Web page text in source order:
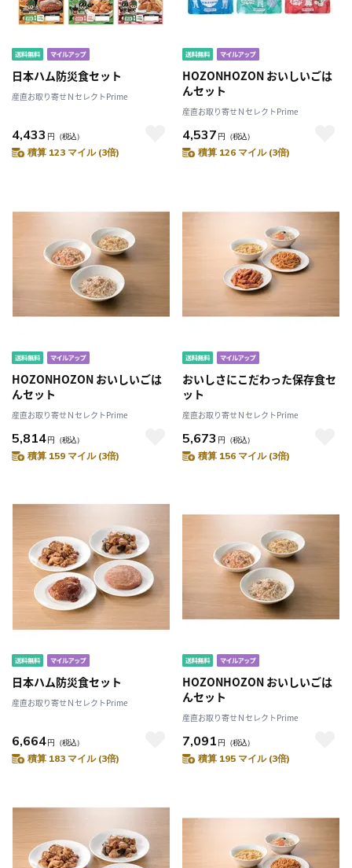
日本ハム防災食セット
産直お取り寄せＮセレクトPrime
4,433 円 （税込）
積算 123 マイル (3倍)
HOZONHOZON おいしいごは
んセット
産直お取り寄せＮセレクトPrime
4,537 円 （税込）
積算 126 マイル (3倍)
HOZONHOZON おいしいごは
んセット
産直お取り寄せＮセレクトPrime
5,814円 （税込）
積算 159 マイル (3倍)
おいしさにこだわった保存食セ
ット
産直お取り寄せＮセレクトPrime
5,673 円 （税込）
積算 156 マイル (3倍)
日本ハム防災食セット
産直お取り寄せＮセレクトPrime
6,664円 （税込）
積算 183 マイル (3倍)
HOZONHOZON おいしいごは
んセット
産直お取り寄せＮセレクトPrime
7,091 円 （税込）
積算 195 マイル (3倍)